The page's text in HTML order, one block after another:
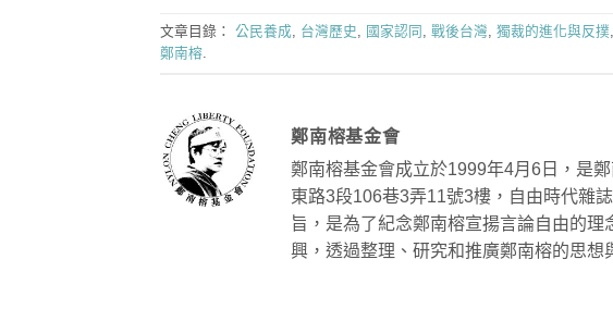
文章目錄： 公民養成, 台灣歷史, 國家認同 , 戰後台灣, 獨裁的進化與反撲,
鄭南榕.
鄭南榕基金會
鄭南榕基金會成立於1999年4月6日，是
東路3段106巷3弄11號3樓，自由時代雜
旨，是為了紀念鄭南榕宣揚言論自由的
興，透過整理、研究和推廣鄭南榕的思想